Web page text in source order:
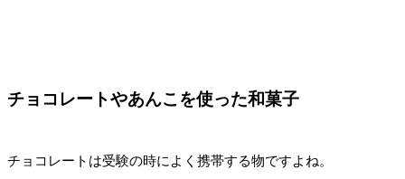
チョコレートやあんこを使った和菓子
チョコレートは受験の時によく携帯する物ですよね。